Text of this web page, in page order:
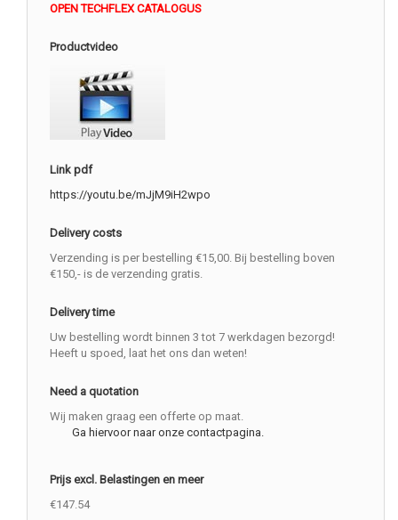
OPEN TECHFLEX CATALOGUS
Productvideo
Link pdf
https://youtu.be/mJjM9iH2wpo
Delivery costs
Verzending is per bestelling €15,00. Bij bestelling boven
€150,- is de verzending gratis.
Delivery time
Uw bestelling wordt binnen 3 tot 7 werkdagen bezorgd!
Heeft u spoed, laat het ons dan weten!
Need a quotation
Wij maken graag een offerte op maat.
Ga hiervoor naar onze contactpagina.
Prijs excl. Belastingen en meer
€147.54